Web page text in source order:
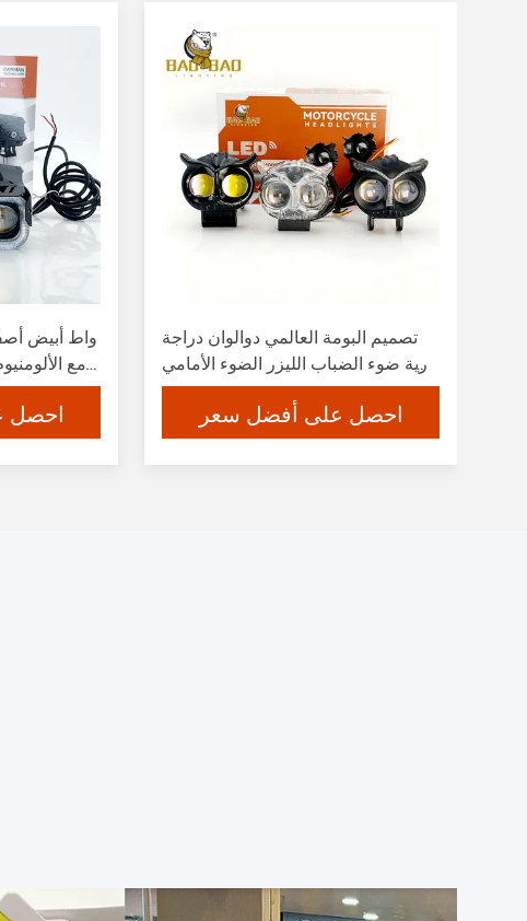
لامع
النارية
خلفي
احصل
تصميم البومة العالمي دوالوان دراجة
نارية ضوء الضباب الليزر الضوء الأمامي
أدى أضواء مكشوفة مساعدة للدراجة
احصل على أفضل سعر